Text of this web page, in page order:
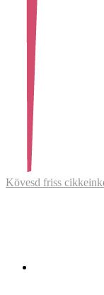
Kövesd friss